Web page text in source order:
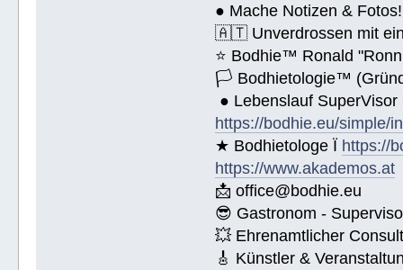
● Mache Notizen & Fotos!
🇦🇹 Unverdrossen mit
⭐️ Bodhie™ Ronald
🏳 Bodhietologie™
● Lebenslauf
https://bodhie.eu/simple/
★ Bodhietologe Ï https://
https://www.akademos.at
📩 office@bodhie.eu
😎 Gastronom -
💥 Ehrenamtlicher
🎸 Künstler &